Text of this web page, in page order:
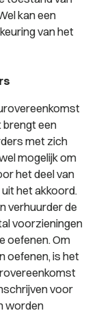
kan een
van het
brengt een
met zich
mogelijk om
het deel van
het akkoord.
verhuurder de
voorzieningen
oefenen. Om
oefenen, is het
voor
worden